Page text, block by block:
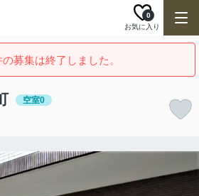
お気に入り
0
募集は終了しました。
空室0